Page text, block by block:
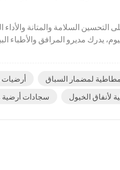
السلامة والمتانة والأداء
يدرك مديرو المرافق والأطباء
أرضيات لمضمار السباق
سجادات أرضية
لأنفاق الخيول